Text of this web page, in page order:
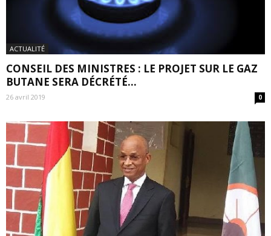
ACTUALITÉ
CONSEIL DES MINISTRES : LE PROJET SUR LE GAZ
BUTANE SERA DÉCRÉTÉ...
26 avril 2019 0